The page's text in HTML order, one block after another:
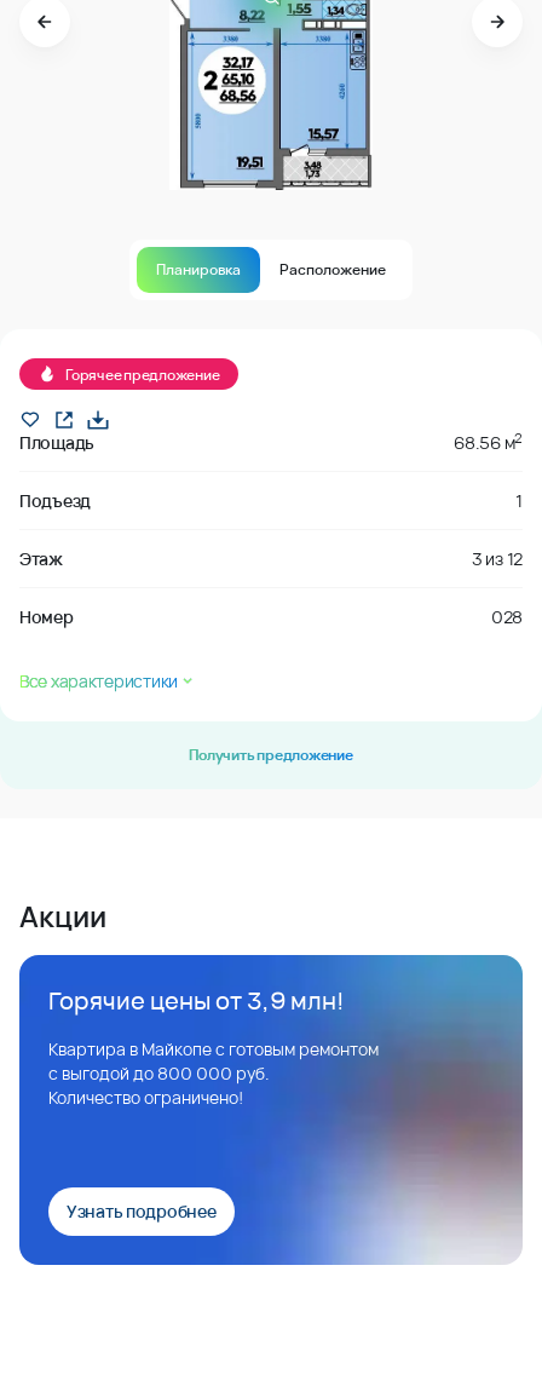
Планировка Расположение
Горячее предложение
Площадь 68.56 м2
Подъезд 1
Этаж 3 из12
Номер 028
Все характеристики
Получить предложение
Акции
Горячие цены от 3,9 млн!
Квартира в Майкопе с готовым ремонтом
с выгодой до 800 000 руб.
Количество ограничено!
Узнать подробнее